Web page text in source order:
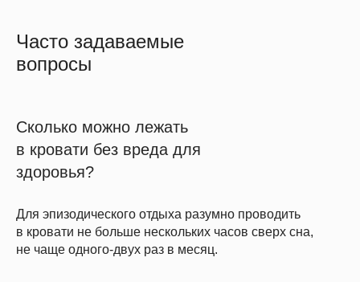
Часто задаваемые
вопросы
Сколько можно лежать
в кровати без вреда для
здоровья?
Для эпизодического отдыха разумно проводить
в кровати не больше нескольких часов сверх сна,
не чаще одного-двух раз в месяц.